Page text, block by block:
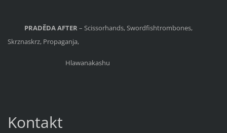
PRADĚDA AFTER– Scissorhands, Swordfishtrombones,
Skrznaskrz, Propaganja,
Hlawanakashu
Kontakt